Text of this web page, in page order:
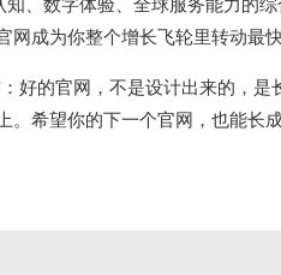
成为你整个增长飞轮里转动最快
好的官网，不是设计出来的，
希望你的下一个官网，也能长成